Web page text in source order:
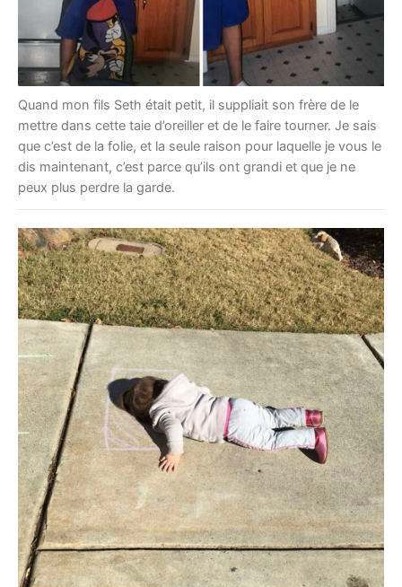
Quand mon fils Seth était petit, il suppliait son frère de le
mettre dans cette taie d’oreiller et de le faire tourner. Je sais
que c’est de la folie, et la seule raison pour laquelle je vous le
dis maintenant, c’est parce qu’ils ont grandi et que je ne
peux plus perdre la garde.